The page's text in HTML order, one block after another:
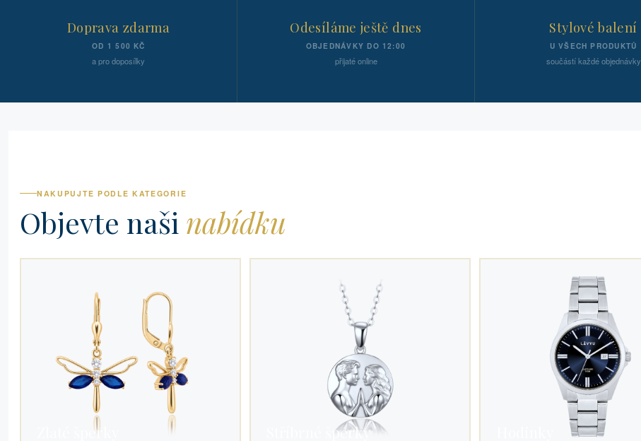
Doprava zdarma
OD 1 500 KČ
a pro doposílky
Odesíláme ještě dnes
OBJEDNÁVKY DO 12:00
přijaté online
Stylové balení
U VŠECH PRODUKTŮ
součástí každé objednávky
NAKUPUJTE PODLE KATEGORIE
Objevte naši nabídku
Zlaté šperky Stříbrné šperky